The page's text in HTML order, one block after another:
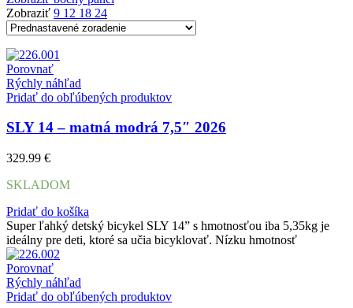
Zobraziť 9 12 18 24
Porovnať
Rýchly náhľad
Pridať do obľúbených produktov
SLY 14 – matná modrá 7,5″ 2026
329.99 €
SKLADOM
Pridať do košíka
Super ľahký detský bicykel SLY 14” s hmotnosťou iba 5,35kg je
ideálny pre deti, ktoré sa učia bicyklovať. Nízku hmotnosť
Porovnať
Rýchly náhľad
Pridať do obľúbených produktov